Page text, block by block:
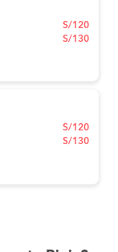
S/120
S/130
S/120
S/130